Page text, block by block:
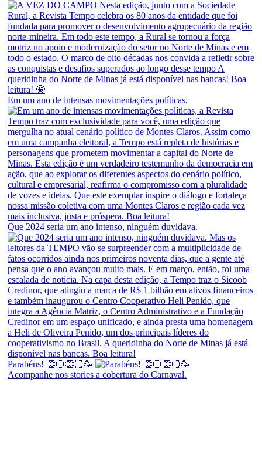
Em um ano de intensas movimentações políticas,
Que 2024 seria um ano intenso, ninguém duvidava.
Parabéns! 👏🏻👏🏻🥳
Acompanhe nos stories a cobertura do Carnaval.